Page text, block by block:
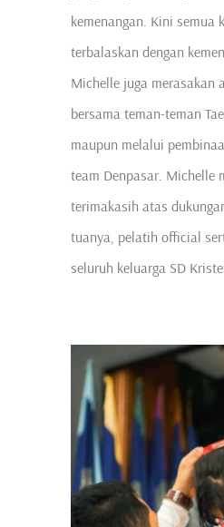
kemenangan. Kini semua
terbalaskan dengan
Michelle juga merasakan
bersama teman-teman
maupun melalui
team Denpasar. Michelle
terimakasih atas
tuanya, pelatih official
seluruh keluarga SD